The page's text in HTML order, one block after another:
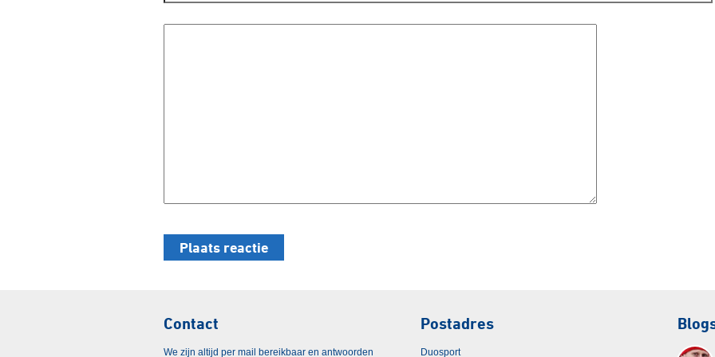
Contact
We zijn altijd per mail bereikbaar en antwoorden
Postadres
Duosport